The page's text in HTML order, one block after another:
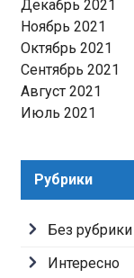
Декабрь 2021
Ноябрь 2021
Октябрь 2021
Сентябрь 2021
Август 2021
Июль 2021
Рубрики
Без рубрики
Интересно